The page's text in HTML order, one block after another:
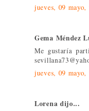
jueves, 09 mayo,
Gema Méndez
Me gustaría
jueves, 09 mayo,
Lorena dijo...